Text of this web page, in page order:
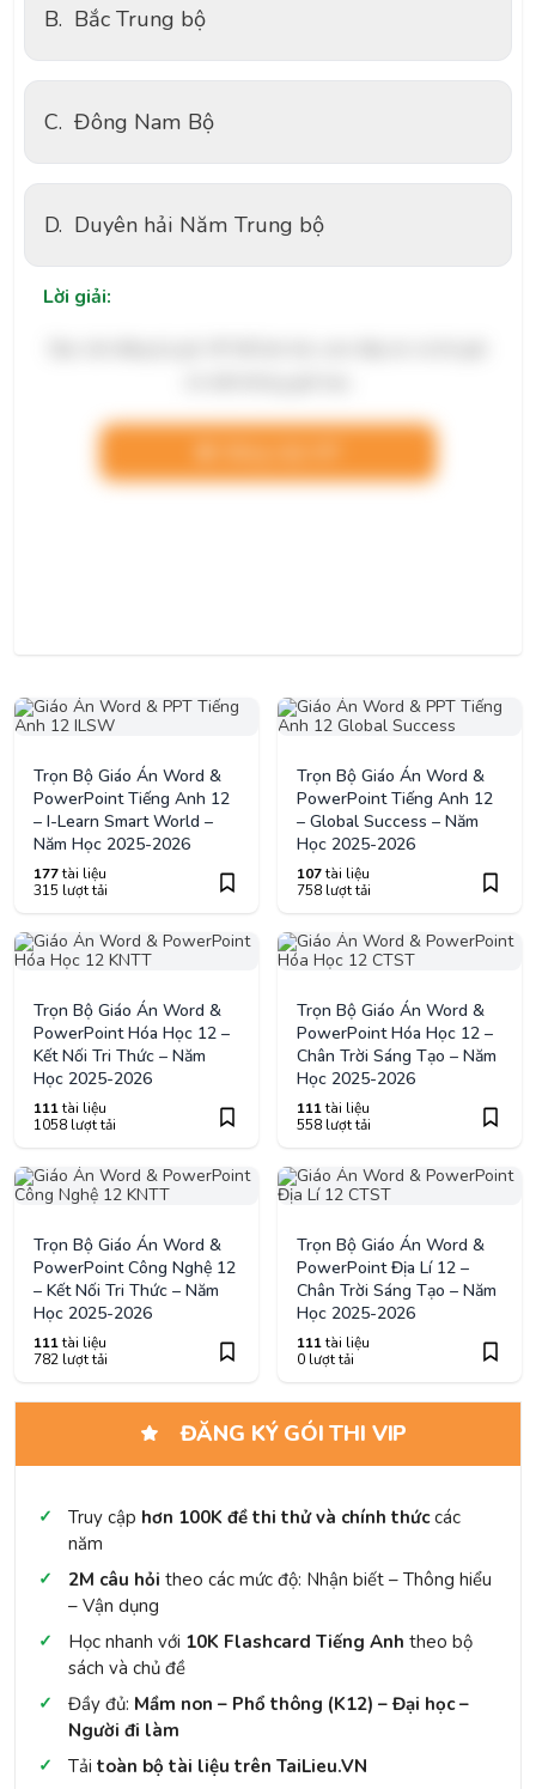
B. Bắc Trung bộ
C. Đông Nam Bộ
D. Duyên hải Năm Trung bộ
Lời giải:
Trọn Bộ Giáo Án Word &
PowerPoint Tiếng Anh 12
– I-Learn Smart World –
Năm Học 2025-2026
177tài liệu
315 lượt tải
Trọn Bộ Giáo Án Word &
PowerPoint Tiếng Anh 12
– Global Success – Năm
Học 2025-2026
107tài liệu
758 lượt tải
Trọn Bộ Giáo Án Word &
PowerPoint Hóa Học 12 –
Kết Nối Tri Thức – Năm
Học 2025-2026
111tài liệu
1058 lượt tải
Trọn Bộ Giáo Án Word &
PowerPoint Hóa Học 12 –
Chân Trời Sáng Tạo – Năm
Học 2025-2026
111tài liệu
558 lượt tải
Trọn Bộ Giáo Án Word &
PowerPoint Công Nghệ 12
– Kết Nối Tri Thức – Năm
Học 2025-2026
111tài liệu
782 lượt tải
Trọn Bộ Giáo Án Word &
PowerPoint Địa Lí 12 –
Chân Trời Sáng Tạo – Năm
Học 2025-2026
111tài liệu
0 lượt tải
ĐĂNG KÝ GÓI THI VIP
Truy cập hơn 100K đề thi thử và chính thứccác
năm
2M câu hỏi theo các mức độ: Nhận biết – Thông hiểu
– Vận dụng
Học nhanh với 10K Flashcard Tiếng Anh theo bộ
sách và chủ đề
Đầy đủ: Mầm non – Phổ thông (K12) – Đại học –
Người đi làm
Tải toàn bộ tài liệu trên TaiLieu.VN